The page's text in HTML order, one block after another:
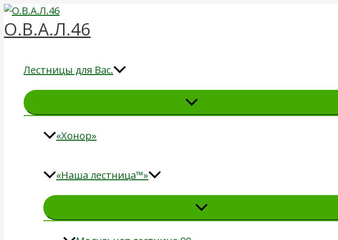
Перейти
к
содержимому
О.В.А.Л.46
Лестницы для Вас.
«Хонор»
«Наша лестница™»